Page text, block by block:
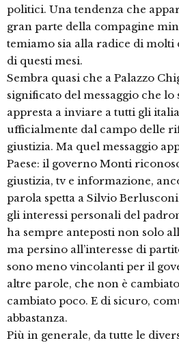
politici. Una tendenza che
gran parte della compagine
temiamo sia alla radice di
di questi mesi.
Sembra quasi che a Palazzo
significato del messaggio che lo
appresta a inviare a tutti gli
ufficialmente dal campo delle
giustizia. Ma quel messaggio
Paese: il governo Monti
giustizia, tv e informazione,
parola spetta a Silvio
gli interessi personali del
ha sempre anteposti non solo
ma persino all’interesse di
sono meno vincolanti per il
altre parole, che non è
cambiato poco. E di sicuro,
abbastanza.
Più in generale, da tutte le